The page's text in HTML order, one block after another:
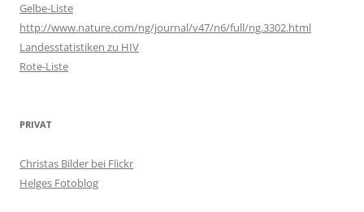
Gelbe-Liste
http://www.nature.com/ng/journal/v47/n6/full/ng.3302.html
Landesstatistiken zu HIV
Rote-Liste
PRIVAT
Christas Bilder bei Flickr
Helges Fotoblog